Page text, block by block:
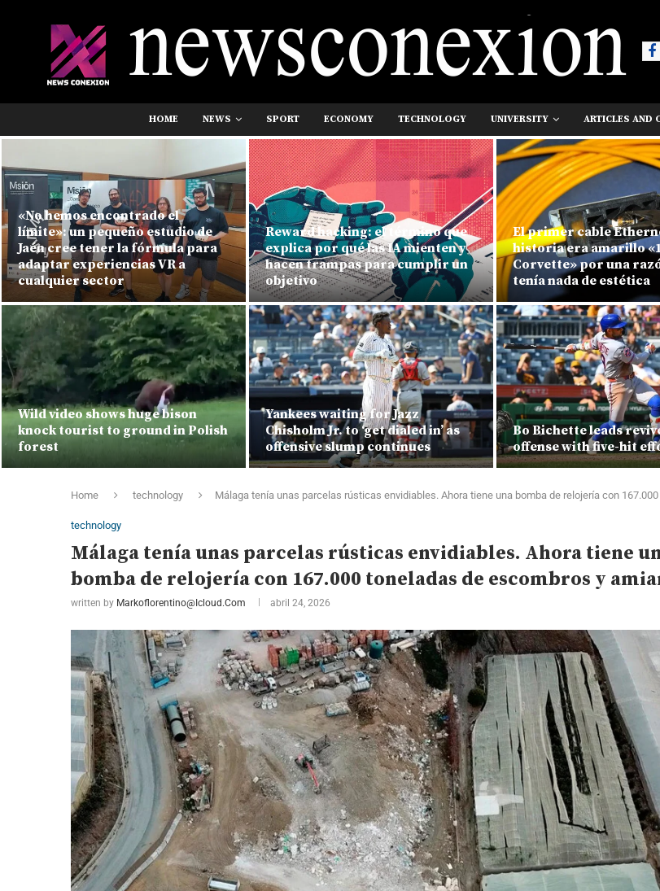
HOME NEWS SPORT ECONOMY TECHNOLOGY UNIVERSITY ARTICLES AND
«No hemos encontrado el
límite»: un pequeño estudio de
Jaén cree tener la fórmula para
adaptar experiencias VR a
cualquier sector
Wild video shows huge bison
knock tourist to ground in Polish
forest
Reward hacking: el término que
explica por qué las IA mienten y
hacen trampas para cumplir un
objetivo
Yankees waiting for Jazz
Chisholm Jr. to ‘get dialed in’ as
offensive slump continues
El primer cable
historia era amarillo
Corvette» por una
tenía nada de estética
Bo Bichette leads
offense with five-hit
Home technology Málaga tenía unas parcelas rústicas envidiables. Ahora tiene una bomba de relojería con
technology
Málaga tenía unas parcelas rústicas envidiables. Ahora tiene
bomba de relojería con 167.000 toneladas de escombros y
written by Markoflorentino@icloud.com abril 24, 2026